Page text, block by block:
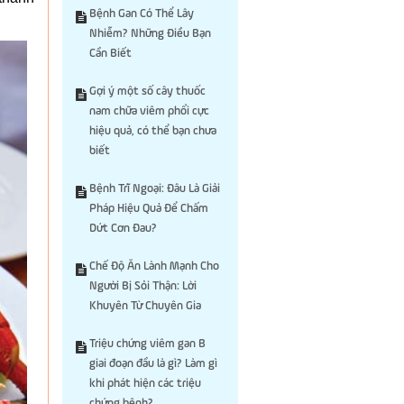
Bệnh Gan Có Thể Lây
Nhiễm? Những Điều Bạn
Cần Biết
Gợi ý một số cây thuốc
nam chữa viêm phổi cực
hiệu quả, có thể bạn chưa
biết
Bệnh Trĩ Ngoại: Đâu Là Giải
Pháp Hiệu Quả Để Chấm
Dứt Cơn Đau?
Chế Độ Ăn Lành Mạnh Cho
Người Bị Sỏi Thận: Lời
Khuyên Từ Chuyên Gia
Triệu chứng viêm gan B
giai đoạn đầu là gì? Làm gì
khi phát hiện các triệu